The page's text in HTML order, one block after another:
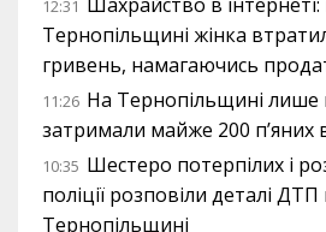
12:31
Тернопільщині жінка
гривень, намагаючись
11:26 На Тернопільщині лише
затримали майже 200 п’яних
10:35 Шестеро потерпілих і
поліції розповіли деталі ДТП
Тернопільщині